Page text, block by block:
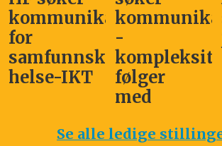
kommunikasjonssjef
for
samfunnskritisk
helse-IKT
-
kompleksitet
følger
med
Se alle ledige